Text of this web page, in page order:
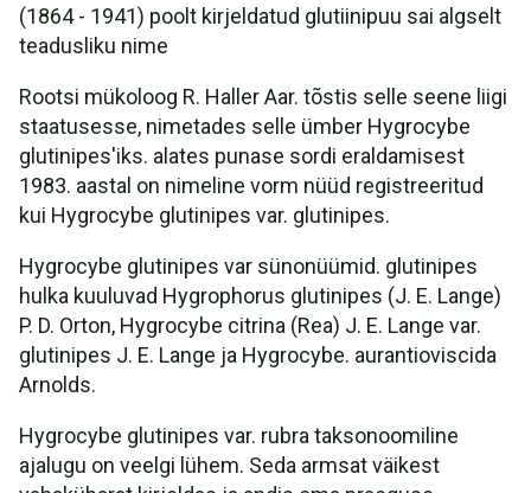
(1864 - 1941) poolt kirjeldatud glutiinipuu sai algselt
teadusliku nime
Rootsi mükoloog R. Haller Aar. tõstis selle seene liigi
staatusesse, nimetades selle ümber Hygrocybe
glutinipes'iks. alates punase sordi eraldamisest
1983. aastal on nimeline vorm nüüd registreeritud
kui Hygrocybe glutinipes var. glutinipes.
Hygrocybe glutinipes var sünonüümid. glutinipes
hulka kuuluvad Hygrophorus glutinipes (J. E. Lange)
P. D. Orton, Hygrocybe citrina (Rea) J. E. Lange var.
glutinipes J. E. Lange ja Hygrocybe. aurantioviscida
Arnolds.
Hygrocybe glutinipes var. rubra taksonoomiline
ajalugu on veelgi lühem. Seda armsat väikest